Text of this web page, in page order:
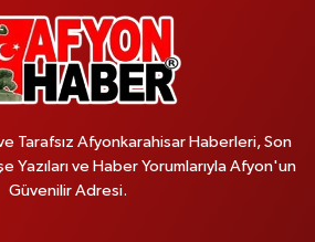
Tarafsız Afyonkarahisar Haberleri, Son
Yazıları ve Haber Yorumlarıyla Afyon'un
Güvenilir Adresi.